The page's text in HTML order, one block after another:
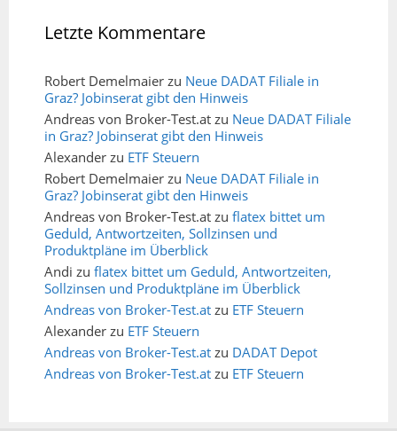
Letzte Kommentare
Robert Demelmaier zu Neue DADAT Filiale in
Graz? Jobinserat gibt den Hinweis
Andreas von Broker-Test.at zu Neue DADAT Filiale
in Graz? Jobinserat gibt den Hinweis
Alexander zu ETF Steuern
Robert Demelmaier zu Neue DADAT Filiale in
Graz? Jobinserat gibt den Hinweis
Andreas von Broker-Test.at zu flatex bittet um
Geduld, Antwortzeiten, Sollzinsen und
Produktpläne im Überblick
Andi zu flatex bittet um Geduld, Antwortzeiten,
Sollzinsen und Produktpläne im Überblick
Andreas von Broker-Test.at zu ETF Steuern
Alexander zu ETF Steuern
Andreas von Broker-Test.at zu DADAT Depot
Andreas von Broker-Test.at zu ETF Steuern